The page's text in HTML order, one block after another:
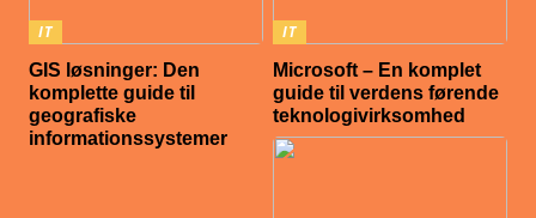
IT
GIS løsninger: Den
komplette guide til
geografiske
informationssystemer
IT
Microsoft – En komplet
guide til verdens førende
teknologivirksomhed